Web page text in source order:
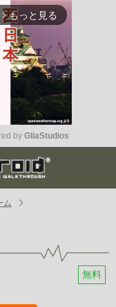
arrow_forward_ios もっと見る
Mute
by GliaStudios
ム
無料